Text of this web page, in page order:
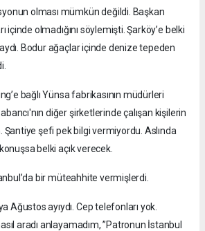
olması mümkün değildi. Başkan
içinde olmadığını söylemişti. Şarköy’e belki
Bodur ağaçlar içinde denize tepeden
bağlı Yünsa fabrikasının müdürleri
diğer şirketlerinde çalışan kişilerin
Şantiye şefi pek bilgi vermiyordu. Aslında
belki açık verecek.
bir müteahhite vermişlerdi.
Ağustos ayıydı. Cep telefonları yok.
aradı anlayamadım, ”Patronun İstanbul